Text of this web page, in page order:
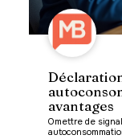
avantages
Omettre de